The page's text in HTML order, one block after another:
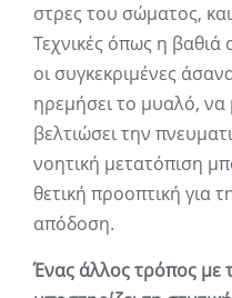
στρες του σώματος,
Τεχνικές όπως η βαθιά
οι συγκεκριμένες
ηρεμήσει το μυαλό, να
βελτιώσει την
νοητική μετατόπιση
θετική προοπτική για
απόδοση.
Ένας άλλος τρόπος με